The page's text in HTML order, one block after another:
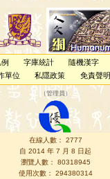
字庫統計 隨機漢字
單位 私隱政策 免責聲明
（管理員 ）
在線人數： 2777
自 2014 年 7 月 8 日起
瀏覽人數： 80318945
使用次數： 294380314